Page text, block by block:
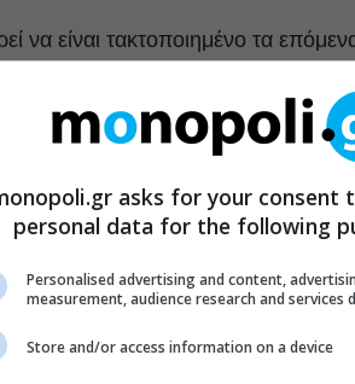
να είναι τακτοποιημένο τα
πάνω στα ριχτάρια και το χαλί.
φρούτα, ψωμί για τοστ,
είναι πεινασμένο.
την ίδια ώρα κάθε μέρα. Ένα αγόρι
από ένα αγόρι που πεινάει.
asks for your consent
personal data for the following
Personalised advertising and content,
measurement, audience research and services
Store and/or access information on a device